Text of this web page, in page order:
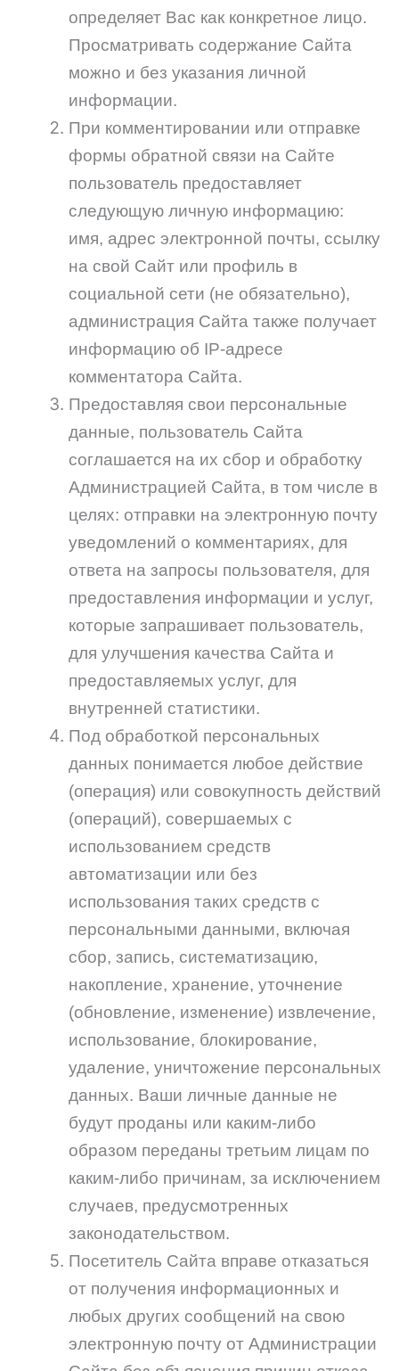
определяет Вас как конкретное лицо.
Просматривать содержание Сайта
можно и без указания личной
информации.
При комментировании или отправке
формы обратной связи на Сайте
пользователь предоставляет
следующую личную информацию:
имя, адрес электронной почты, ссылку
на свой Сайт или профиль в
социальной сети (не обязательно),
администрация Сайта также получает
информацию об IP-адресе
комментатора Сайта.
Предоставляя свои персональные
данные, пользователь Сайта
соглашается на их сбор и обработку
Администрацией Сайта, в том числе в
целях: отправки на электронную почту
уведомлений о комментариях, для
ответа на запросы пользователя, для
предоставления информации и услуг,
которые запрашивает пользователь,
для улучшения качества Сайта и
предоставляемых услуг, для
внутренней статистики.
Под обработкой персональных
данных понимается любое действие
(операция) или совокупность действий
(операций), совершаемых с
использованием средств
автоматизации или без
использования таких средств с
персональными данными, включая
сбор, запись, систематизацию,
накопление, хранение, уточнение
(обновление, изменение) извлечение,
использование, блокирование,
удаление, уничтожение персональных
данных. Ваши личные данные не
будут проданы или каким-либо
образом переданы третьим лицам по
каким-либо причинам, за исключением
случаев, предусмотренных
законодательством.
Посетитель Сайта вправе отказаться
от получения информационных и
любых других сообщений на свою
электронную почту от Администрации